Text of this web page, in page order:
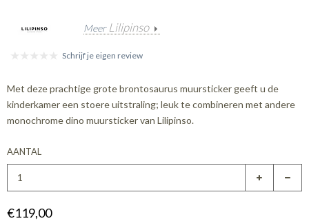
Meer Lilipinso
Schrijf je eigen review
Met deze prachtige grote brontosaurus muursticker geeft u de
kinderkamer een stoere uitstraling; leuk te combineren met andere
monochrome dino muursticker van Lilipinso.
AANTAL
€119,00